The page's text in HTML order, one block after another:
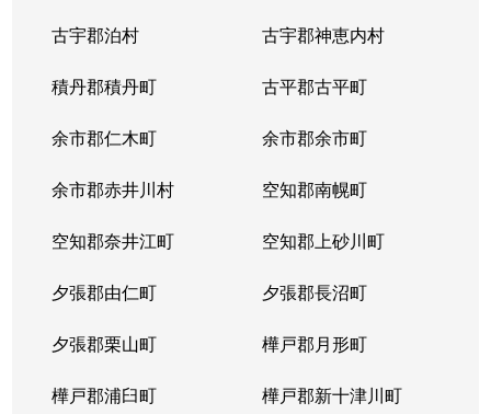
古宇郡泊村 古宇郡神恵内村
積丹郡積丹町 古平郡古平町
余市郡仁木町 余市郡余市町
余市郡赤井川村 空知郡南幌町
空知郡奈井江町 空知郡上砂川町
夕張郡由仁町 夕張郡長沼町
夕張郡栗山町 樺戸郡月形町
樺戸郡浦臼町 樺戸郡新十津川町